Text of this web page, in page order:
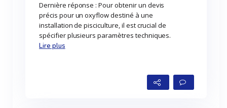
Dernière réponse : Pour obtenir un devis
précis pour un oxyflow destiné à une
installation de pisciculture, il est crucial de
spécifier plusieurs paramètres techniques.
Lire plus